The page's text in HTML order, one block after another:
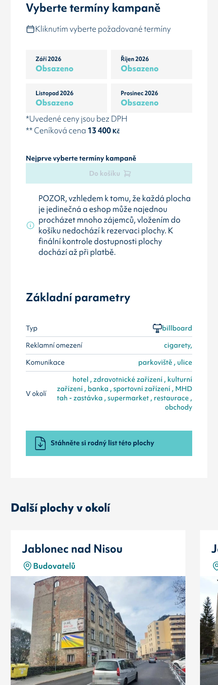
Vyberte termíny kampaně
Kliknutím vyberte požadované termíny
Září 2026
Obsazeno
Říjen 2026
Obsazeno
Listopad 2026
Obsazeno
Prosinec 2026
Obsazeno
*Uvedené ceny jsou bez DPH
** Ceníková cena 13 400Kč
Nejprve vyberte termíny kampaně
Do košíku
POZOR, vzhledem k tomu, že každá plocha
je jedinečná a eshop může najednou
procházet mnoho zájemců, vložením do
košíku nedochází k rezervaci plochy. K
finální kontrole dostupnosti plochy
dochází až při platbě.
Základní parametry
Typ
billboard
Reklamní omezení
cigarety,
Komunikace
parkoviště , ulice
V okolí
hotel , zdravotnické zařízení , kulturní
zařízení , banka , sportovní zařízení , MHD
tah - zastávka , supermarket , restaurace ,
obchody
Stáhněte si rodný list této plochy
Další plochy v okolí
Jablonec nad Nisou
Budovatelů